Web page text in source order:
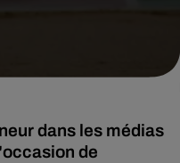
dans les médias
de